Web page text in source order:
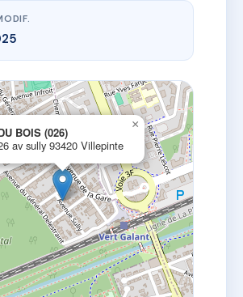
BOIS (026)
av sully 93420 Villepinte
×